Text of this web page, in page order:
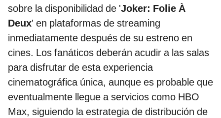
sobre la disponibilidad de 'Joker: Folie À
Deux' en plataformas de streaming
inmediatamente después de su estreno en
cines. Los fanáticos deberán acudir a las salas
para disfrutar de esta experiencia
cinematográfica única, aunque es probable que
eventualmente llegue a servicios como HBO
Max, siguiendo la estrategia de distribución de